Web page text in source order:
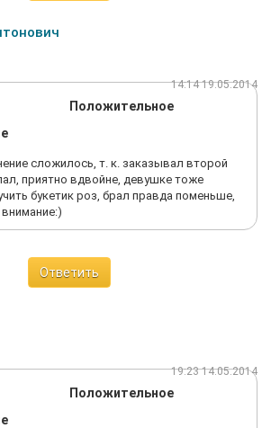
14:14 19.05.2014
Положительное
сложилось, т. к. заказывал второй
приятно вдвойне, девушке тоже
букетик роз, брал правда поменьше,
внимание:)
Ответить
19:23 14.05.2014
Положительное